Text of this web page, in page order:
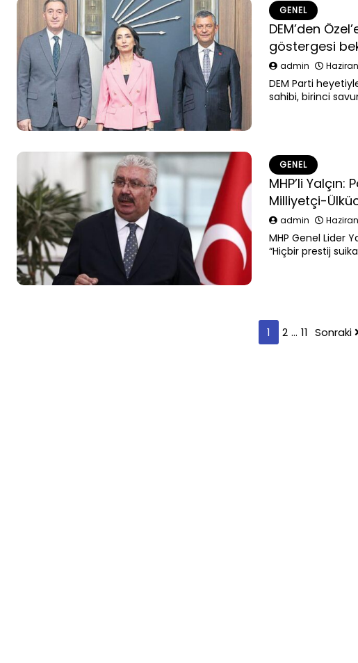
GENEL
DEM’den
göstergesi
admin
DEM Parti
sahibi, birinci
GENEL
MHP’li
Milliyetçi-
admin
MHP Genel Lider
“Hiçbir prestij
1 2 … 11 Sonraki